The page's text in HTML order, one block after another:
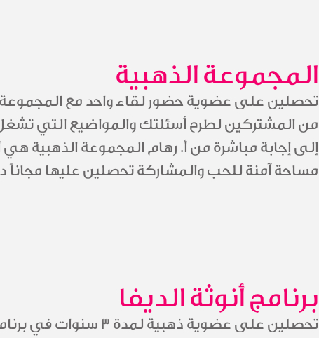
المجموعة الذهبية
تحصلين على عضوية حضور لقاء واحد مع
من المشتركين لطرح أسئلتك والمواضيع التي
إلى إجابة مباشرة من أ. رهام المجموعة الذهبية
مساحة آمنة للحب والمشاركة تحصلين عليها مجاناً
برنامج أنوثة الديفا
تحصلين على عضوية ذهبية